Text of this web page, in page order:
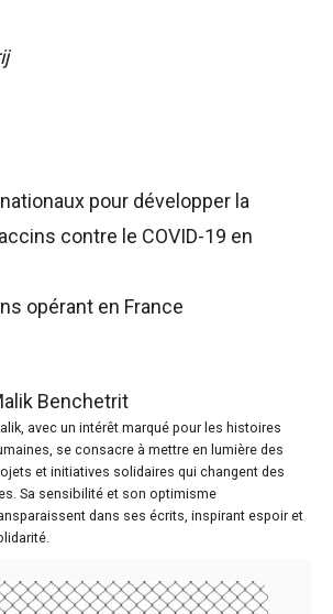
pour développer la
contre le COVID-19 en
opérant en France
Benchetrit
avec un intérêt marqué pour les histoires
se consacre à mettre en lumière des
et initiatives solidaires qui changent des
Sa sensibilité et son optimisme
dans ses écrits, inspirant espoir et